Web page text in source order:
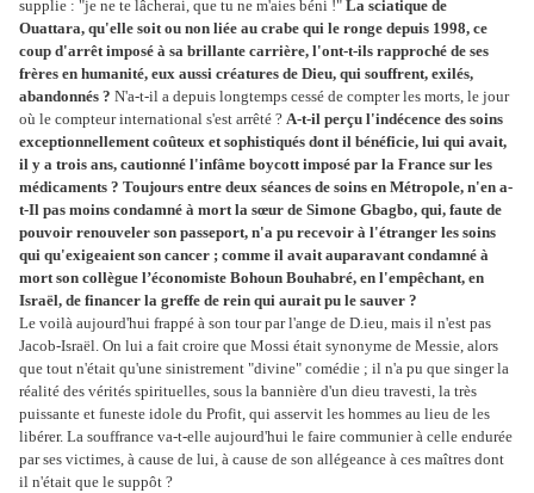
supplie : "je ne te lâcherai, que tu ne m'aies béni !" La sciatique de
Ouattara, qu'elle soit ou non liée au crabe qui le ronge depuis 1998, ce
coup d'arrêt imposé à sa brillante carrière, l'ont-t-ils rapproché de ses
frères en humanité, eux aussi créatures de Dieu, qui souffrent, exilés,
abandonnés ? N'a-t-il a depuis longtemps cessé de compter les morts, le jour
où le compteur international s'est arrêté ? A-t-il perçu l'indécence des soins
exceptionnellement coûteux et sophistiqués dont il bénéficie, lui qui avait,
il y a trois ans, cautionné l'infâme boycott imposé par la France sur les
médicaments ? Toujours entre deux séances de soins en Métropole, n'en a-
t-Il pas moins condamné à mort la sœur de Simone Gbagbo, qui, faute de
pouvoir renouveler son passeport, n'a pu recevoir à l'étranger les soins
qui qu'exigeaient son cancer ; comme il avait auparavant condamné à
mort son collègue l’économiste Bohoun Bouhabré, en l'empêchant, en
Israël, de financer la greffe de rein qui aurait pu le sauver ?
Le voilà aujourd'hui frappé à son tour par l'ange de D.ieu, mais il n'est pas
Jacob-Israël. On lui a fait croire que Mossi était synonyme de Messie, alors
que tout n'était qu'une sinistrement "divine" comédie ; il n'a pu que singer la
réalité des vérités spirituelles, sous la bannière d'un dieu travesti, la très
puissante et funeste idole du Profit, qui asservit les hommes au lieu de les
libérer. La souffrance va-t-elle aujourd'hui le faire communier à celle endurée
par ses victimes, à cause de lui, à cause de son allégeance à ces maîtres dont
il n'était que le suppôt ?